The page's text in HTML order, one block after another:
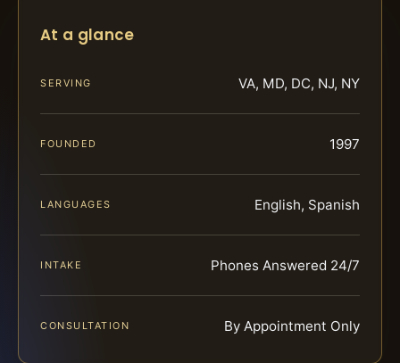
At a glance
SERVING VA, MD, DC, NJ, NY
FOUNDED 1997
LANGUAGES English, Spanish
INTAKE Phones Answered 24/7
CONSULTATION By Appointment Only